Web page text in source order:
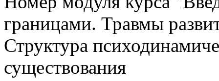
границами. Травмы
Структура
существования